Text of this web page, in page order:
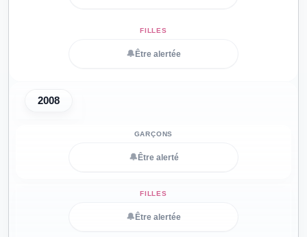
🔔 Être alertée
2008
🔔 Être alerté
🔔 Être alertée